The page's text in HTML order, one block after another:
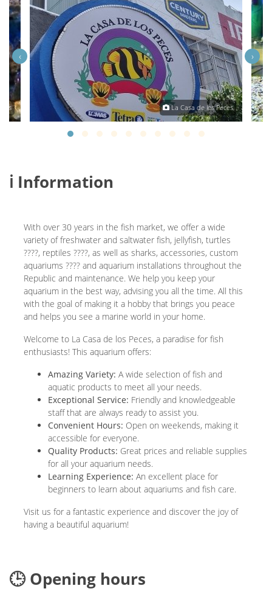
La Casa de los Peces
‹ ›
ℹ️ Information
With over 30 years in the fish market, we offer a wide
variety of freshwater and saltwater fish, jellyfish, turtles
????, reptiles ????, as well as sharks, accessories, custom
aquariums ????️ and aquarium installations throughout the
Republic and maintenance. We help you keep your
aquarium in the best way, advising you all the time. All this
with the goal of making it a hobby that brings you peace
and helps you see a marine world in your home.
Welcome to La Casa de los Peces, a paradise for fish
enthusiasts! This aquarium offers:
Amazing Variety: A wide selection of fish and
aquatic products to meet all your needs.
Exceptional Service: Friendly and knowledgeable
staff that are always ready to assist you.
Convenient Hours: Open on weekends, making it
accessible for everyone.
Quality Products: Great prices and reliable supplies
for all your aquarium needs.
Learning Experience: An excellent place for
beginners to learn about aquariums and fish care.
Visit us for a fantastic experience and discover the joy of
having a beautiful aquarium!
🕒 Opening hours